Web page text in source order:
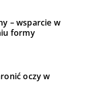
– wsparcie w
formy
oczy w